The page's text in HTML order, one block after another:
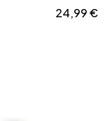
24,99€